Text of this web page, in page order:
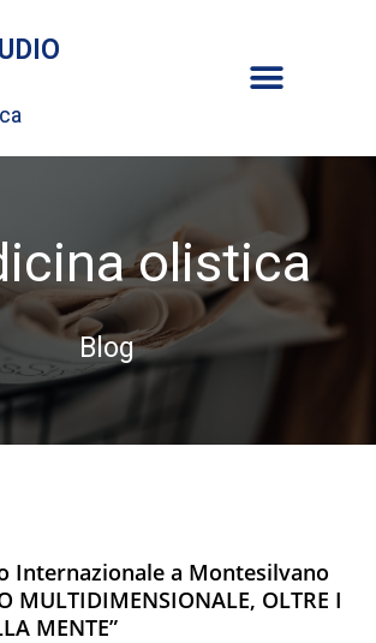
olistica
Blog
Internazionale a Montesilvano
MULTIDIMENSIONALE, OLTRE I
MENTE”